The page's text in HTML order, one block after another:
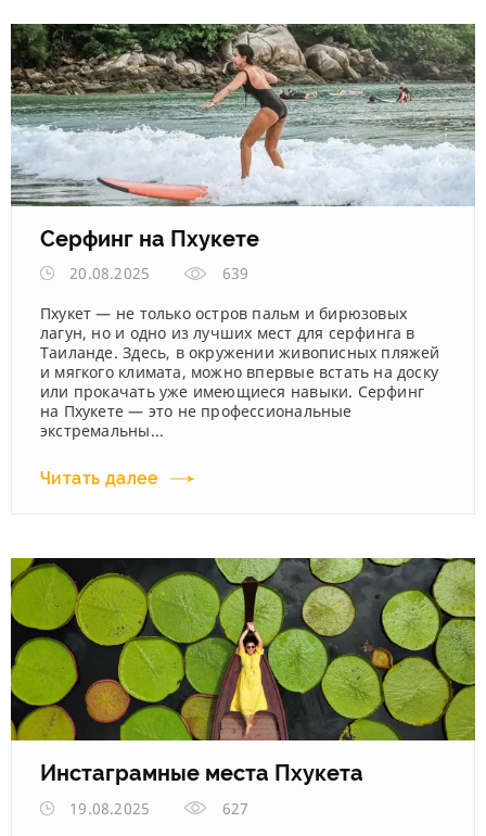
Серфинг на Пхукете
20.08.2025
639
Пхукет — не только остров пальм и бирюзовых
лагун, но и одно из лучших мест для серфинга в
Таиланде. Здесь, в окружении живописных пляжей
и мягкого климата, можно впервые встать на доску
или прокачать уже имеющиеся навыки. Серфинг
на Пхукете — это не профессиональные
экстремальны...
Читать далее
Инстаграмные места Пхукета
19.08.2025
627